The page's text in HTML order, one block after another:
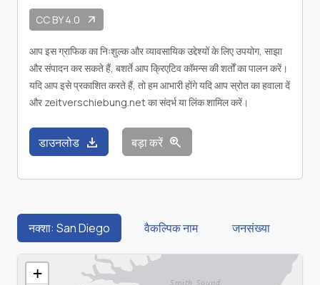
CC BY 4.0 arrow_outward
आप इस ग्राफिक का निःशुल्क और व्यावसायिक उद्देश्यों के लिए उपयोग, साझा
और संपादन कर सकते हैं, बशर्ते आप क्रिएटिव कॉमन्स की शर्तों का पालन करें।
यदि आप इसे प्रकाशित करते हैं, तो हम आभारी होंगे यदि आप स्रोत का हवाला दें
और zeitverschiebung.net का संदर्भ या लिंक शामिल करें।
डाउनलोड download बड़ा करें zoom_in
नक्शा: San Diego वैकल्पिक नाम जनसंख्या
+